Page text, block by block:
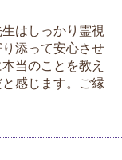
はしっかり霊視
添って安心させ
当のことを教え
感じます。ご縁